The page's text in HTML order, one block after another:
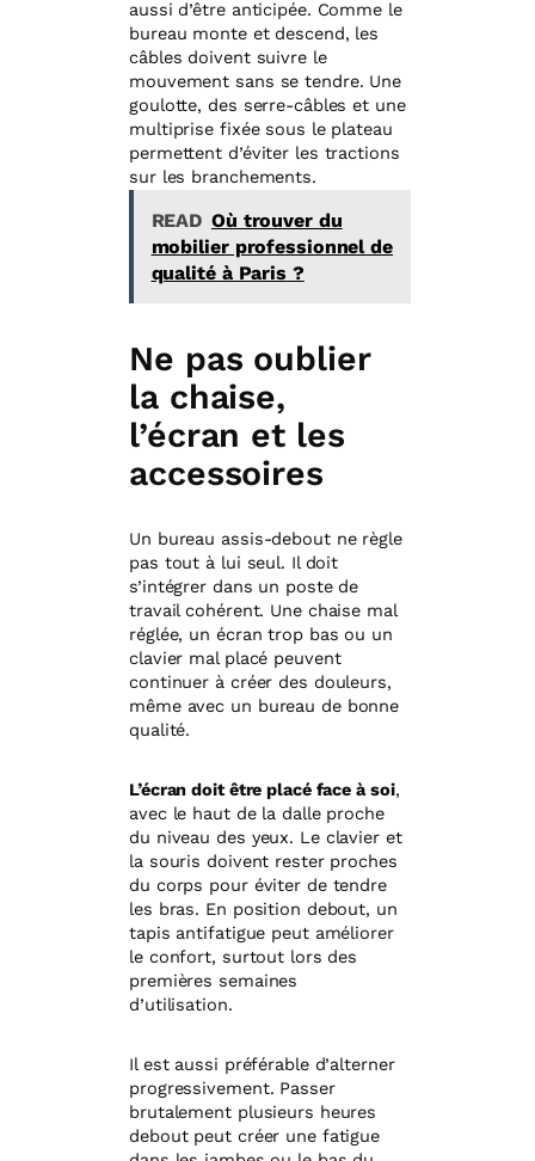
aussi d’être anticipée. Comme le
bureau monte et descend, les
câbles doivent suivre le
mouvement sans se tendre. Une
goulotte, des serre-câbles et une
multiprise fixée sous le plateau
permettent d’éviter les tractions
sur les branchements.
READ Où trouver du
mobilier professionnel de
qualité à Paris ?
Ne pas oublier
la chaise,
l’écran et les
accessoires
Un bureau assis-debout ne règle
pas tout à lui seul. Il doit
s’intégrer dans un poste de
travail cohérent. Une chaise mal
réglée, un écran trop bas ou un
clavier mal placé peuvent
continuer à créer des douleurs,
même avec un bureau de bonne
qualité.
L’écran doit être placé face à soi,
avec le haut de la dalle proche
du niveau des yeux. Le clavier et
la souris doivent rester proches
du corps pour éviter de tendre
les bras. En position debout, un
tapis antifatigue peut améliorer
le confort, surtout lors des
premières semaines
d’utilisation.
Il est aussi préférable d’alterner
progressivement. Passer
brutalement plusieurs heures
debout peut créer une fatigue